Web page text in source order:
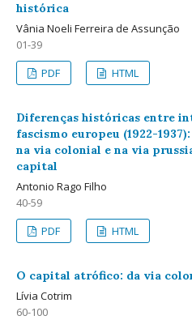
histórica
Vânia Noeli Ferreira de Assunção
01-39
PDF
HTML
Diferenças históricas entre
fascismo europeu (1922-
na via colonial e na via
capital
Antonio Rago Filho
40-59
PDF
HTML
O capital atrófico: da via
Lívia Cotrim
60-100